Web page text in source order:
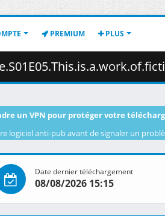
PREMIUM PLUS
un VPN pour protéger votre
logiciel anti-pub avant de signaler un
Date dernier téléchargement
08/08/2026 15:15